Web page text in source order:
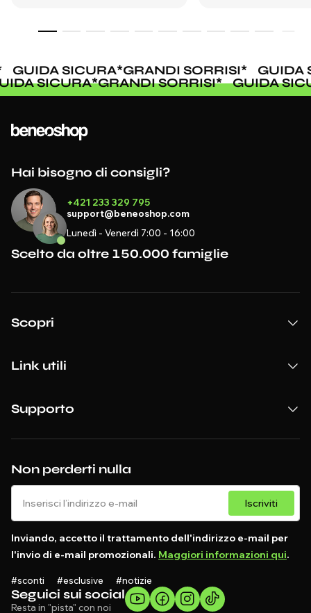
GUIDA SICURA*GRANDI SORRISI*
GUIDA
SICURA*GRANDI SORRISI* GUIDA
Seguici sui social
Resta in "pista" con noi
Non perderti nulla
Iscriviti
Inviando, accetto il trattamento dell'indirizzo e-mail per
l'invio di e-mail promozionali. Maggiori informazioni qui.
#sconti #esclusive #notizie
Hai bisogno di consigli?
+421 233 329 795
support@beneoshop.com
Lunedì - Venerdì 7:00 - 16:00
Scelto da oltre 150.000 famiglie
Scopri
Link utili
Supporto